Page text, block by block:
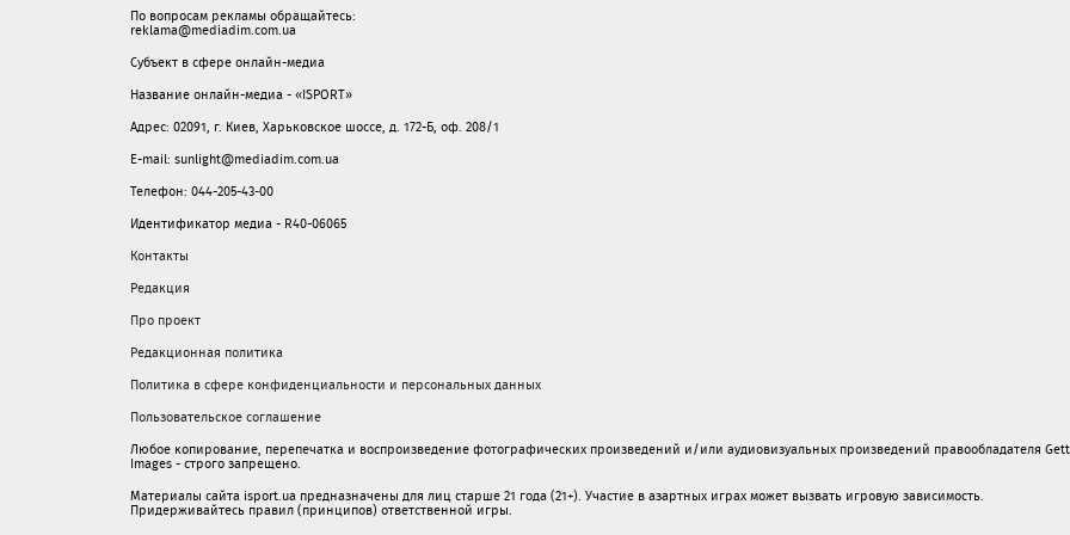
По вопросам рекламы обращайтесь:
reklama@mediadim.com.ua
Субъект в сфере онлайн-медиа
Название онлайн-медиа - «ISPORT»
Адрес: 02091, г. Киев, Харьковское шоссе, д. 172-Б, оф. 208/1
E-mail: sunlight@mediadim.com.ua
Телефон: 044-205-43-00
Идентификатор медиа - R40-06065
Контакты
Редакция
Про проект
Редакционная политика
Политика в сфере конфиденциальности и персональных данных
Пользовательское соглашение
Любое копирование, перепечатка и воспроизведение фотографических произведений и/или аудиовизуальных произведений правообладателя
Images - строго запрещено.
Материалы сайта isport.ua предназначены для лиц старше 21 года (21+). Участие в азартных играх может вызвать игровую зависимость.
Придерживайтесь правил (принципов) ответственной игры.